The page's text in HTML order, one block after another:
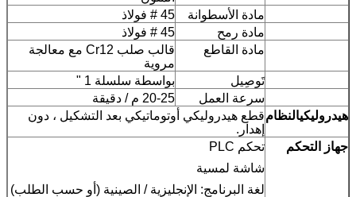
مادة الأسطوانة
45 # فولاذ
مادة رمح
45 # فولاذ
مادة القاطع
قالب صلب Cr12 مع معالجة
مروية
تَوصِيل
بواسطة سلسلة 1 "
سرعة العمل
20-25 م / دقيقة
هيدروليكيالنظامقطع هيدروليكي أوتوماتيكي بعد التشكيل ، دون
إهدار.
جهاز التحكم
تحكم PLC
شاشة لمسية
لغة البرنامج: الإنجليزية / الصينية (أو حسب الطلب)